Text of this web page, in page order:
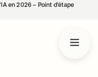
en 2026 – Point d’étape